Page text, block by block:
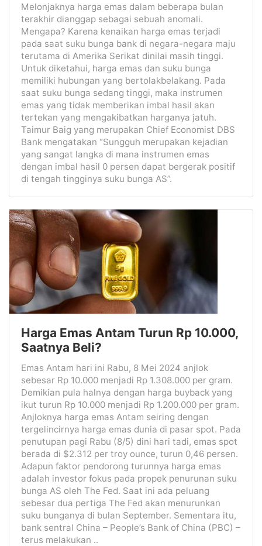
Melonjaknya harga emas dalam beberapa bulan
terakhir dianggap sebagai sebuah anomali.
Mengapa? Karena kenaikan harga emas terjadi
pada saat suku bunga bank di negara-negara maju
terutama di Amerika Serikat dinilai masih tinggi.
Untuk diketahui, harga emas dan suku bunga
memiliki hubungan yang bertolakbelakang. Pada
saat suku bunga sedang tinggi, maka instrumen
emas yang tidak memberikan imbal hasil akan
tertekan yang mengakibatkan harganya jatuh.
Taimur Baig yang merupakan Chief Economist DBS
Bank mengatakan “Sungguh merupakan kejadian
yang sangat langka di mana instrumen emas
dengan imbal hasil 0 persen dapat bergerak positif
di tengah tingginya suku bunga AS”.
Harga Emas Antam Turun Rp 10.000,
Saatnya Beli?
Emas Antam hari ini Rabu, 8 Mei 2024 anjlok
sebesar Rp 10.000 menjadi Rp 1.308.000 per gram.
Demikian pula halnya dengan harga buyback yang
ikut turun Rp 10.000 menjadi Rp 1.200.000 per gram.
Anjloknya harga emas Antam seiring dengan
tergelincirnya harga emas dunia di pasar spot. Pada
penutupan pagi Rabu (8/5) dini hari tadi, emas spot
berada di $2.312 per troy ounce, turun 0,46 persen.
Adapun faktor pendorong turunnya harga emas
adalah investor fokus pada propek penurunan suku
bunga AS oleh The Fed. Saat ini ada peluang
sebesar dua pertiga The Fed akan menurunkan
suku bunganya di bulan September. Sementara itu,
bank sentral China – People’s Bank of China (PBC) –
terus melakukan ..